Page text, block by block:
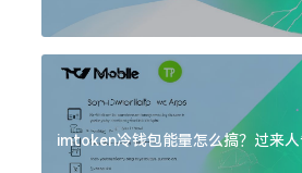
imtoken冷钱包能量怎么搞？过来